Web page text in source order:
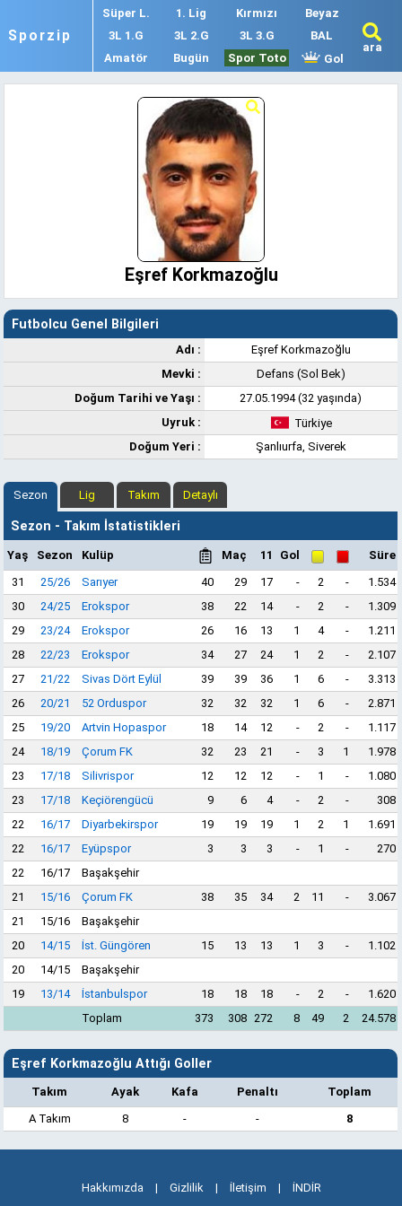
Sporzip
Süper L. 1. Lig Kırmızı
Beyaz
3L 1.G
3L 2.G 3L 3.G
BAL
Amatör
Bugün Spor Toto Gol
ara
Eşref Korkmazoğlu
Futbolcu Genel Bilgileri
Adı :
Eşref Korkmazoğlu
Mevki :
Defans (Sol Bek)
Doğum Tarihi ve Yaşı :
27.05.1994 (32 yaşında)
Uyruk :
Türkiye
Doğum Yeri :
Şanlıurfa, Siverek
Sezon Lig Takım Detaylı
Sezon - Takım İstatistikleri
Yaş Sezon Kulüp Maç 11 Gol
Süre
31
25/26 Sarıyer 40 29 17 - 2 -
1.534
30
24/25 Erokspor 38 22 14 - 2 -
1.309
29
23/24 Erokspor 26 16 13 1 4 -
1.211
28
22/23 Erokspor 34 27 24 1 2 -
2.107
27
21/22 Sivas Dört Eylül 39 39 36 1 6 -
3.313
26
20/21 52 Orduspor 32 32 32 1 6 -
2.871
25
19/20 Artvin Hopaspor 18 14 12 - 2 -
1.117
24
18/19 Çorum FK 32 23 21 - 3 1
1.978
23
17/18 Silivrispor 12 12 12 - 1 -
1.080
23
17/18 Keçiörengücü 9 6 4 - 2 -
308
22
16/17 Diyarbekirspor 19 19 19 1 2 1
1.691
22
16/17 Eyüpspor 3 3 3 - 1 -
270
22
16/17
Başakşehir
21
15/16 Çorum FK 38 35 34 2 11 -
3.067
21
15/16
Başakşehir
20
14/15 İst. Güngören 15 13 13 1 3 -
1.102
20
14/15
Başakşehir
19
13/14 İstanbulspor 18 18 18 - 2 -
1.620
Toplam
373 308 272 8 49 2 24.578
Eşref Korkmazoğlu Attığı Goller
Takım Ayak Kafa Penaltı
Toplam
A Takım
8 - - 8
Hakkımızda | Gizlilik | İletişim | İNDİR